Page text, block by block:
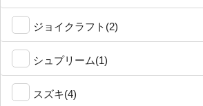
ジョイクラフト(2)
シュプリーム(1)
スズキ(4)